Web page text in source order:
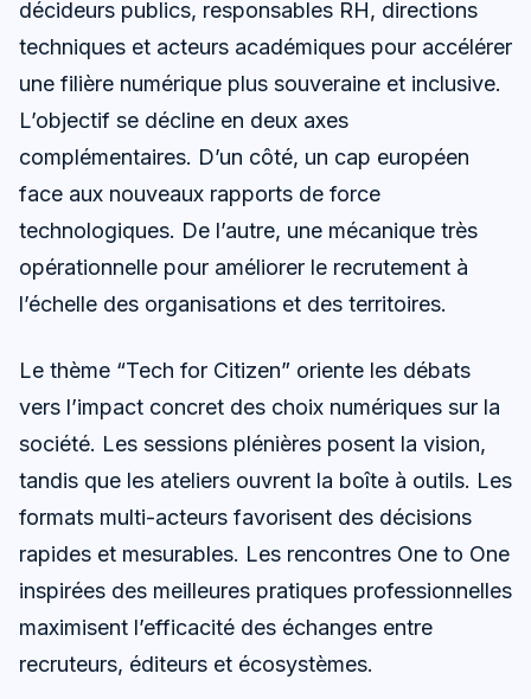
décideurs publics, responsables RH, directions
techniques et acteurs académiques pour accélérer
une filière numérique plus souveraine et inclusive.
L’objectif se décline en deux axes
complémentaires. D’un côté, un cap européen
face aux nouveaux rapports de force
technologiques. De l’autre, une mécanique très
opérationnelle pour améliorer le recrutement à
l’échelle des organisations et des territoires.
Le thème “Tech for Citizen” oriente les débats
vers l’impact concret des choix numériques sur la
société. Les sessions plénières posent la vision,
tandis que les ateliers ouvrent la boîte à outils. Les
formats multi-acteurs favorisent des décisions
rapides et mesurables. Les rencontres One to One
inspirées des meilleures pratiques professionnelles
maximisent l’efficacité des échanges entre
recruteurs, éditeurs et écosystèmes.